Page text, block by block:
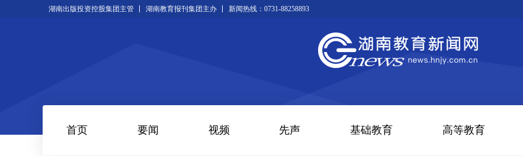
湖南出版投资控股集团主管 湖南教育报刊集团主办 新闻热线：0731-88258893
首页 要闻 视频 先声 基础教育 高等教育